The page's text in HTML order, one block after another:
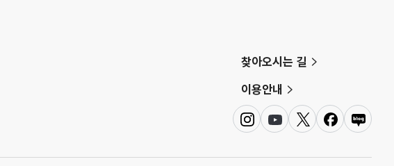
찾아오시는 길
이용안내
인
스
유
튜
트
위
페
이
네
이